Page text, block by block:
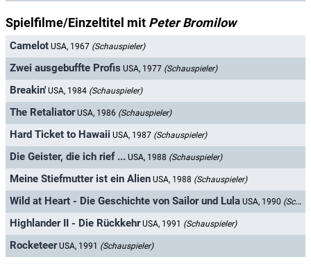
Spielfilme/Einzeltitel mit Peter Bromilow
Camelot USA, 1967 (Schauspieler)
Zwei ausgebuffte Profis USA, 1977 (Schauspieler)
Breakin' USA, 1984 (Schauspieler)
The Retaliator USA, 1986 (Schauspieler)
Hard Ticket to Hawaii USA, 1987 (Schauspieler)
Die Geister, die ich rief ... USA, 1988 (Schauspieler)
Meine Stiefmutter ist ein Alien USA, 1988 (Schauspieler)
Wild at Heart - Die Geschichte von Sailor und Lula USA, 1990 (Schauspieler)
Highlander II - Die Rückkehr USA, 1991 (Schauspieler)
Rocketeer USA, 1991 (Schauspieler)